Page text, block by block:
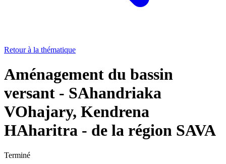
Retour à la thématique
Aménagement du bassin
versant - SAhandriaka
VOhajary, Kendrena
HAharitra - de la région SAVA
Terminé